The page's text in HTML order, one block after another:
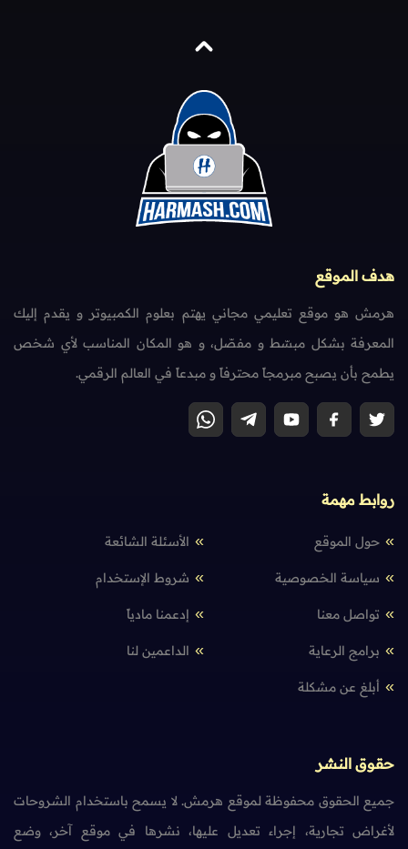
هدف الموقع
هرمش هو موقع تعليمي مجاني يهتم بعلوم الكمبيوتر و يقدم إليك
المعرفة بشكل مبسّط و مفصّل، و هو المكان المناسب لأي شخص
يطمح بأن يصبح مبرمجاً محترفاً و مبدعاً في العالم الرقمي.
روابط مهمة
حول الموقع الأسئلة الشائعة
سياسة الخصوصية شروط الإستخدام
تواصل معنا إدعمنا مادياً
برامج الرعاية الداعمين لنا
أبلغ عن مشكلة
حقوق النشر
جميع الحقوق محفوظة لموقع هرمش. لا يسمح باستخدام الشروحات
لأغراض تجارية، إجراء تعديل عليها، نشرها في موقع آخر، وضع